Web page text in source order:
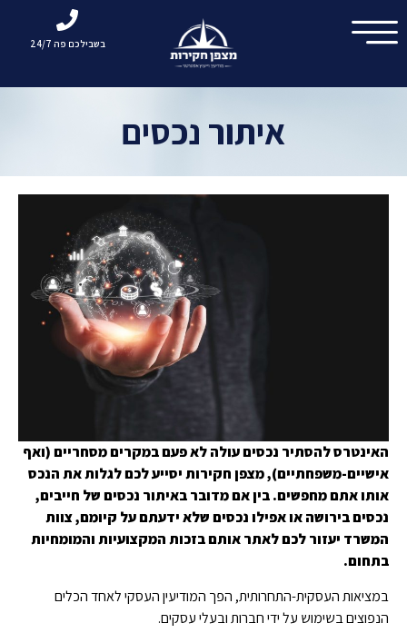
בשבילכם פה 24/7
איתור נכסים
האינטרס להסתיר נכסים עולה לא פעם במקרים מסחריים (ואף
אישיים-משפחתיים), מצפן חקירות יסייע לכם לגלות את הנכס
אותו אתם מחפשים. בין אם מדובר באיתור נכסים של חייבים,
נכסים בירושה או אפילו נכסים שלא ידעתם על קיומם, צוות
המשרד יעזור לכם לאתר אותם בזכות המקצועיות והמומחיות
בתחום.
במציאות העסקית-התחרותית, הפך המודיעין העסקי לאחד הכלים
הנפוצים בשימוש על ידי חברות ובעלי עסקים.